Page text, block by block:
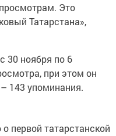
Это
Татарстана»,
30 ноября по 6
при этом он
143 упоминания.
первой татарстанской